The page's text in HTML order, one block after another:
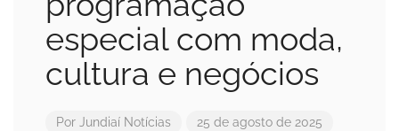
especial com moda,
cultura e negócios
Por Jundiaí Notícias 25 de agosto de 2025